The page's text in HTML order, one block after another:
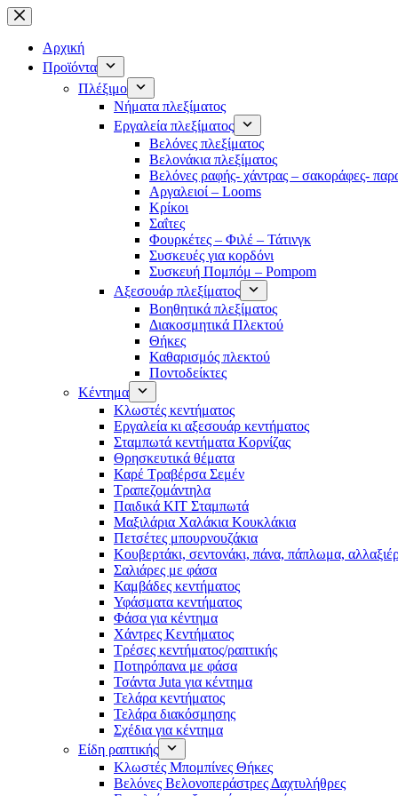
Μετάβαση
στο
περιεχόμενο
Αρχική
Προϊόντα
Πλέξιμο
Νήματα πλεξίματος
Εργαλεία πλεξίματος
Βελόνες πλεξίματος
Βελονάκια πλεξίματος
Βελόνες ραφής- χάντρας – σακοράφες-
Αργαλειοί – Looms
Κρίκοι
Σαΐτες
Φουρκέτες – Φιλέ – Τάτινγκ
Συσκευές για κορδόνι
Συσκευή Πομπόμ – Pompom
Αξεσουάρ πλεξίματος
Βοηθητικά πλεξίματος
Διακοσμητικά Πλεκτού
Θήκες
Καθαρισμός πλεκτού
Ποντοδείκτες
Κέντημα
Κλωστές κεντήματος
Eργαλεία κι αξεσουάρ κεντήματος
Σταμπωτά κεντήματα Κορνίζας
Θρησκευτικά θέματα
Καρέ Τραβέρσα Σεμέν
Τραπεζομάντηλα
Παιδικά KIT Σταμπωτά
Μαξιλάρια Χαλάκια Κουκλάκια
Πετσέτες μπουρνουζάκια
Κουβερτάκι, σεντονάκι, πάνα, πάπλωμα,
Σαλιάρες με φάσα
Καμβάδες κεντήματος
Υφάσματα κεντήματος
Φάσα για κέντημα
Χάντρες Κεντήματος
Τρέσες κεντήματος/ραπτικής
Ποτηρόπανα με φάσα
Τσάντα Juta για κέντημα
Τελάρα κεντήματος
Τελάρα διακόσμησης
Σχέδια για κέντημα
Είδη ραπτικής
Κλωστές Μπομπίνες Θήκες
Βελόνες Βελονοπεράστρες Δαχτυλήθρες